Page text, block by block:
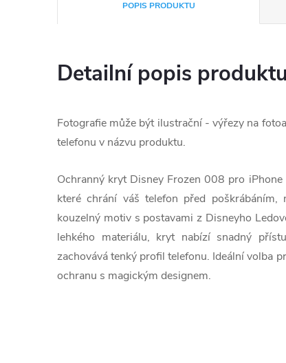
POPIS PRODUKTU
Detailní popis produktu
Fotografie může být ilustrační - výřezy na
telefonu v názvu produktu.
Ochranný kryt Disney Frozen 008 pro
které chrání váš telefon před poškrábáním,
kouzelný motiv s postavami z Disneyho
lehkého materiálu, kryt nabízí snadný
zachovává tenký profil telefonu. Ideální volba
ochranu s magickým designem.